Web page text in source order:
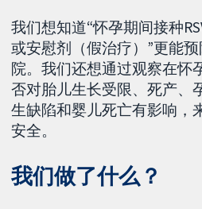
我们想知道“怀孕期间接种
或安慰剂（假治疗）”更能
院。我们还想通过观察在怀
否对胎儿生长受限、死产、
生缺陷和婴儿死亡有影响，
安全。
我们做了什么？